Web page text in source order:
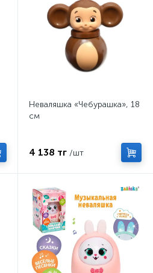
Неваляшка «Чебурашка», 18
см
4 138 тг /шт